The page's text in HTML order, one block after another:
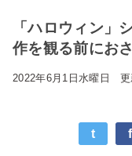
「ハロウィン
作を観る前にお
2022年6月1日水曜日
更
t f